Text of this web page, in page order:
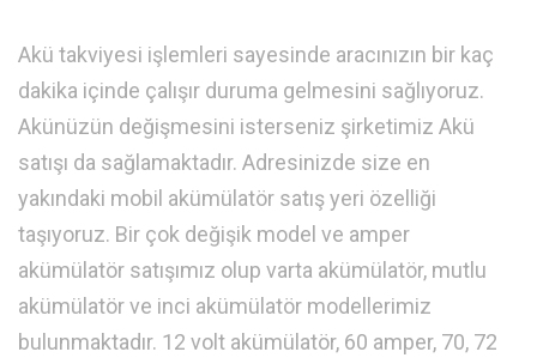
Akü takviyesi işlemleri sayesinde aracınızın bir kaç
dakika içinde çalışır duruma gelmesini sağlıyoruz.
Akünüzün değişmesini isterseniz şirketimiz Akü
satışı da sağlamaktadır. Adresinizde size en
yakındaki mobil akümülatör satış yeri özelliği
taşıyoruz. Bir çok değişik model ve amper
akümülatör satışımız olup varta akümülatör, mutlu
akümülatör ve inci akümülatör modellerimiz
bulunmaktadır. 12 volt akümülatör, 60 amper, 70, 72